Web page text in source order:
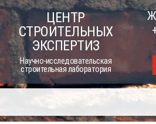
Skip
to
content
ЦЕНТР
СТРОИТЕЛЬНЫХ
ЭКСПЕРТИЗ
Научно-исследовательская
строительная лаборатория